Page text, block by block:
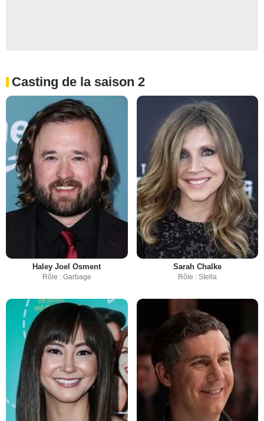
Casting de la saison 2
Haley Joel Osment
Rôle : Garbage
Sarah Chalke
Rôle : Stella